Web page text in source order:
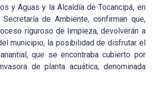
y Aguas y la Alcaldía de Tocancipá, en
de Ambiente, confirman que,
riguroso de limpieza, devolverán a
municipio, la posibilidad de disfrutar el
que se encontraba cubierto por
de planta acuática, denominada